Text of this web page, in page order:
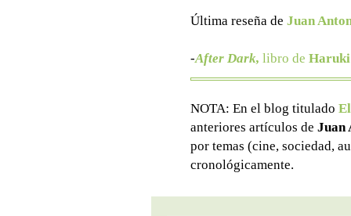
Última reseña de Juan
-After Dark, libro de
NOTA: En el blog titulado
anteriores artículos de Juan
por temas (cine, sociedad,
cronológicamente.